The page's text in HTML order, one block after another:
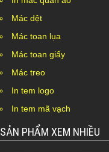
Mác dệt
Mác toan lụa
Mác toan giấy
Mác treo
In tem logo
In tem mã vạch
SẢN PHẨM XEM NHIỀU